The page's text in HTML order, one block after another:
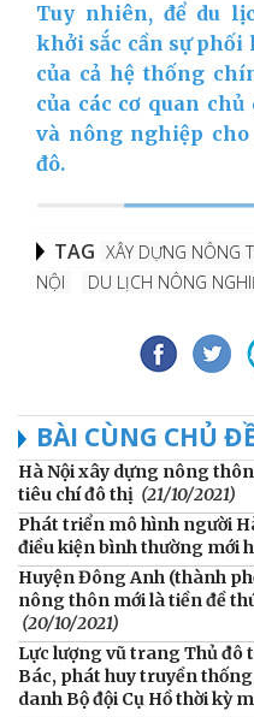
Tuy nhiên, để du
khởi sắc cần sự phối
của cả hệ thống
của các cơ quan
và nông nghiệp
đô.
TAG XÂY DỰNG NÔNG
NỘI
DU LỊCH NÔNG
BÀI CÙNG CHỦ
Hà Nội xây dựng nông
tiêu chí đô thị (21/10/2021)
Phát triển mô hình người
điều kiện bình thường mới
Huyện Đông Anh (thành
nông thôn mới là tiền đề
(20/10/2021)
Lực lượng vũ trang Thủ đô
Bác, phát huy truyền
danh Bộ đội Cụ Hồ thời kỳ